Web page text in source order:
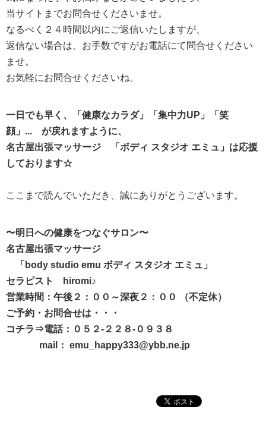
当サイトまでお問合せくださいませ。
なるべく２４時間以内にご返信いたしますが、
返信ない場合は、お手数ですがお電話にて問合せください
ませ。
お気軽にお問合せくださいね。
一日でも早く、「健康なカラダ」「集中力UP」「笑
顔」... が戻れますように、
名古屋出張マッサージ 「ボディ スタジオ エミュ」は応援
しております☆
ここまで読んでいただき、誠にありがとうございます。
〜明日への健康をつなぐサロン〜
名古屋出張マッサージ
「body studio emu ボディ スタジオ エミュ」
セラピスト hiromi♪
営業時間：午後２：００～深夜２：００ （不定休）
ご予約・お問合せは・・・
コチラ⇒電話：０５２-２２８-０９３８
mail： emu_happy333@ybb.ne.jp